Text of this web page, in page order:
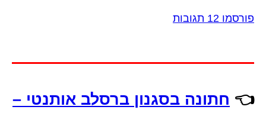
פורסמו 12 תגובות
👈 חתונה בסגנון ברסלב אותנטי –